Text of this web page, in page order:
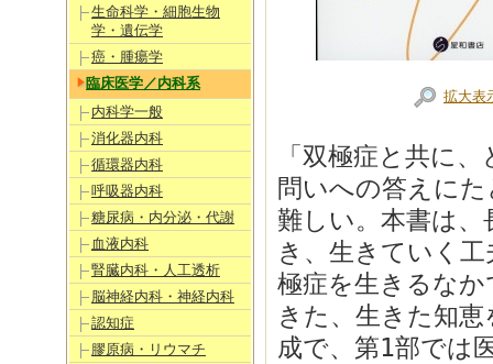
生命科学・細胞生物
学・遺伝学
癌・腫瘍学
臨床医学／内科系
内科学一般
消化器内科
循環器内科
呼吸器内科
糖尿病・内分泌・代謝
血液内科
腎臓内科・人工透析
脳神経内科・神経内科
認知症
膠原病・リウマチ
拡大表
「双極症と共に
問いへの答えに
難しい。本書は
き、生きていく
極症を生きるな
きた、生きた知
成で、第1部では